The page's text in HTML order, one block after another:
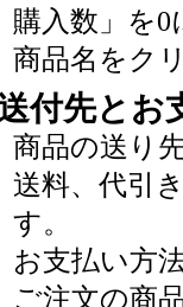
購入数」を
商品名をク
付先とお
商品の送り
送料、代引
す。
お支払い方
ご注文の商